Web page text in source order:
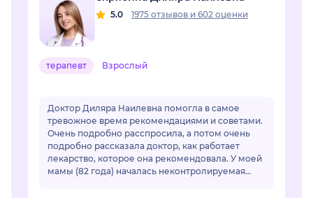
5.0 1975 отзывов и 602 оценки
терапевт Взрослый
Доктор Диляра Наилевна помогла в самое
тревожное время рекомендациями и советами.
Очень подробно расспросила, а потом очень
подробно рассказала доктор, как работает
лекарство, которое она рекомендовала. У моей
мамы (82 года) началась неконтролируемая